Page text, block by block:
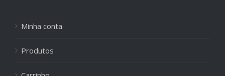
Minha conta
Produtos